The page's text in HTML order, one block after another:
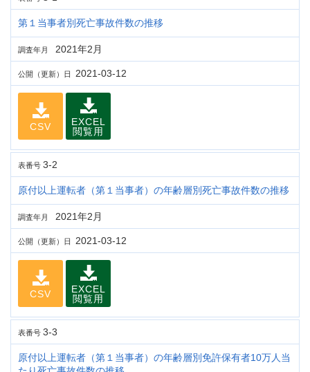
第１当事者別死亡事故件数の推移
調査年月 2021年2月
公開（更新）日 2021-03-12
CSV
EXCEL
閲覧用
表番号 3-2
原付以上運転者（第１当事者）の年齢層別死亡事故件数の推移
調査年月 2021年2月
公開（更新）日 2021-03-12
CSV
EXCEL
閲覧用
表番号 3-3
原付以上運転者（第１当事者）の年齢層別免許保有者10万人当